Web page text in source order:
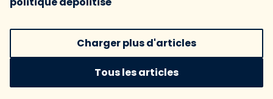
Charger plus d'articles
Tous les articles